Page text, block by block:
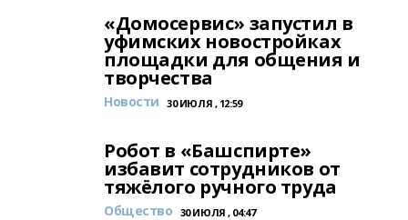
«Домосервис» запустил в
уфимских новостройках
площадки для общения и
творчества
Новости 30 ИЮЛЯ , 12:59
Робот в «Башспирте»
избавит сотрудников от
тяжёлого ручного труда
Общество 30 ИЮЛЯ , 04:47